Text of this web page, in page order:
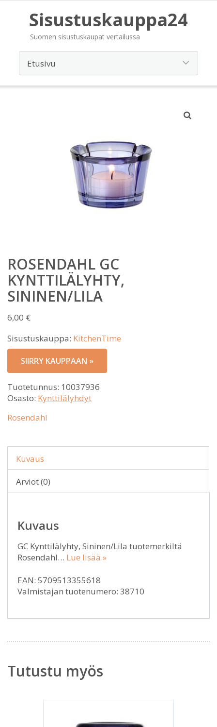
Sisustuskauppa24
Suomen sisustuskaupat vertailussa
ROSENDAHL GC
KYNTTILÄLYHTY,
SININEN/LILA
6,00 €
Sisustuskauppa: KitchenTime
SIIRRY KAUPPAAN »
Tuotetunnus: 10037936
Osasto: Kynttilälyhdyt
Rosendahl
Kuvaus
Arviot (0)
Kuvaus
GC Kynttilälyhty, Sininen/Lila tuotemerkiltä
Rosendahl… Lue lisää »
EAN: 5709513355618
Valmistajan tuotenumero: 38710
Tutustu myös